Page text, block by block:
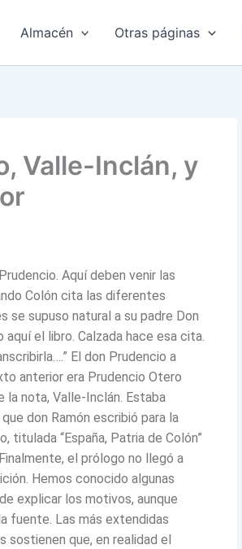
Almacén Otras páginas
Valle-Inclán, y
Aquí deben venir las
Colón cita las diferentes
se supuso natural a su padre Don
aquí el libro. Calzada hace esa cita.
El don Prudencio a
anterior era Prudencio Otero
la nota, Valle-Inclán. Estaba
don Ramón escribió para la
titulada “España, Patria de Colón”
el prólogo no llegó a
Hemos conocido algunas
explicar los motivos, aunque
fuente. Las más extendidas
sostienen que, en realidad el